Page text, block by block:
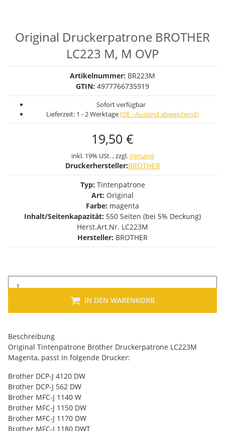
Original Druckerpatrone BROTHER
LC223 M, M OVP
Artikelnummer: BR223M
GTIN: 4977766735919
Sofort verfügbar
Lieferzeit: 1 - 2 Werktage(DE - Ausland abweichend)
19,50 €
inkl. 19% USt. , zzgl.Versand
Druckerhersteller:BROTHER
Typ: Tintenpatrone
Art: Original
Farbe: magenta
Inhalt/Seitenkapazität: 550 Seiten (bei 5% Deckung)
Herst.Art.Nr. LC223M
Hersteller: BROTHER
IN DEN WARENKORB
Beschreibung
Original Tintenpatrone Brother Druckerpatrone LC223M
Magenta, passt in folgende Drucker:
Brother DCP-J 4120 DW
Brother DCP-J 562 DW
Brother MFC-J 1140 W
Brother MFC-J 1150 DW
Brother MFC-J 1170 DW
Brother MFC-J 1180 DWT